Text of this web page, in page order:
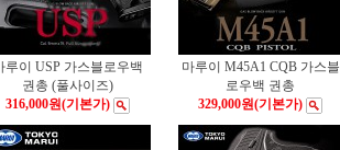
루이 USP 가스블로우백
권총 (풀사이즈)
316,000원(기본가)
마루이 M45A1 CQB 가스블
로우백 권총
329,000원(기본가)